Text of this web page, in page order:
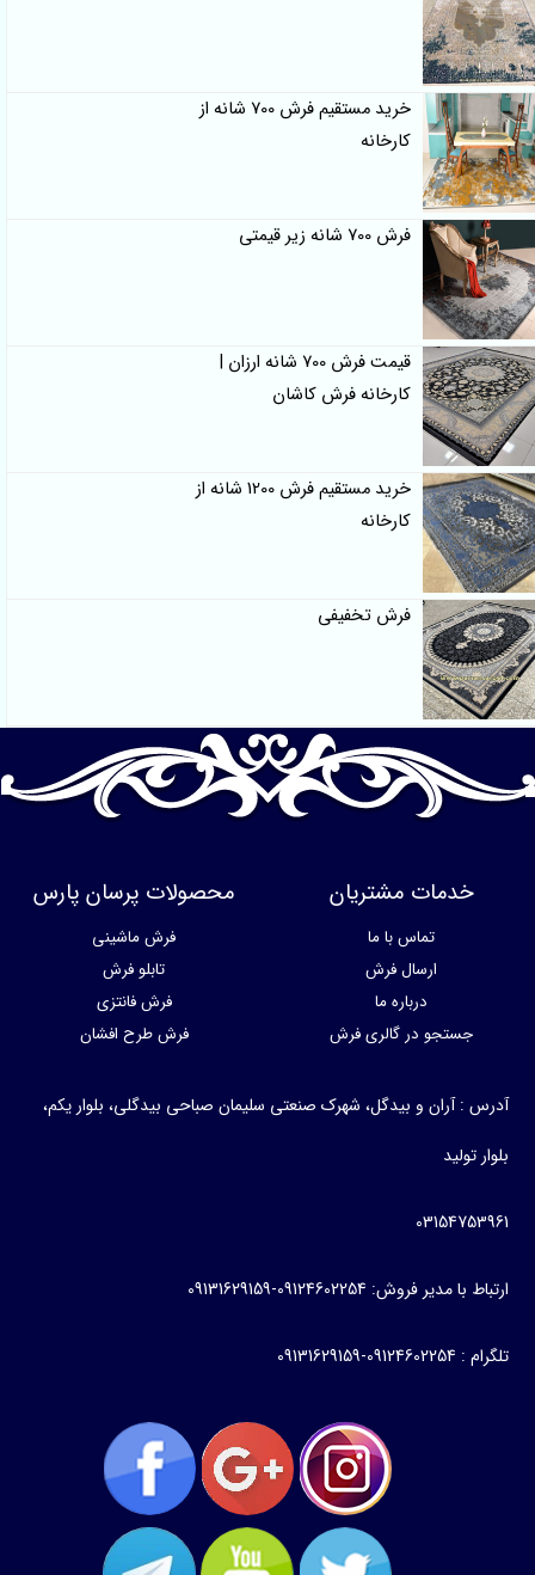
خرید مستقیم فرش 700 شانه از
کارخانه
فرش 700 شانه زیر قیمتی
قیمت فرش 700 شانه ارزان |
کارخانه فرش کاشان
خرید مستقیم فرش 1200 شانه از
کارخانه
فرش تخفیفی
خدمات مشتریان
تماس با ما
ارسال فرش
درباره ما
جستجو در گالری فرش
محصولات پرسان پارس
فرش ماشینی
تابلو فرش
فرش فانتزی
فرش طرح افشان
آدرس : آران و بیدگل، شهرک صنعتی سلیمان صباحی بیدگلی، بلوار یکم،
بلوار تولید
03154753961
ارتباط با مدیر فروش: 09124602254-09131629159
تلگرام : 09124602254-09131629159